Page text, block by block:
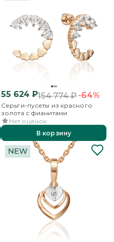
55 624₽154 774₽-64%
Серьги-пусеты из красного
золота с фианитами
Нет оценок
В корзину